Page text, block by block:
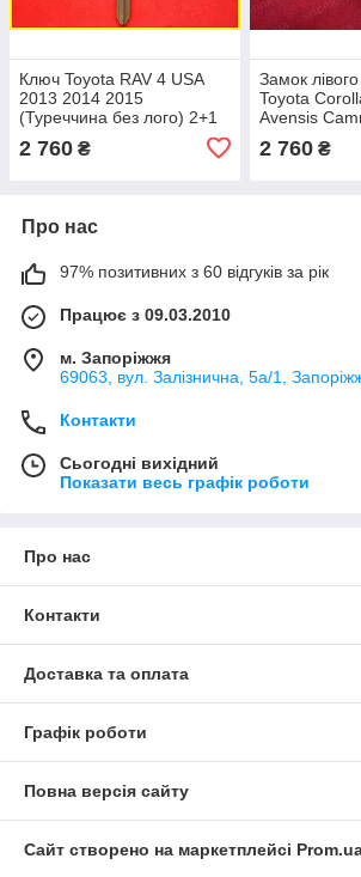
Ключ Toyota RAV 4 USA
2013 2014 2015
(Туреччина без лого) 2+1
2 760 ₴
Замок
Toyota
Avensis
2 760₴
Про нас
97% позитивних з 60 відгуків за рік
Працює з 09.03.2010
м. Запоріжжя
69063, вул. Залізнична, 5а/1,
Контакти
Сьогодні вихідний
Показати весь графік роботи
Про нас
Контакти
Доставка та оплата
Графік роботи
Повна версія сайту
Сайт створено на маркетплейсі